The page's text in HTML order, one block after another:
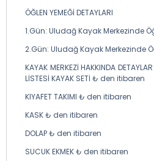
ÖĞLEN YEMEĞİ DETAYLARI
1.Gün: Uludağ Kayak Merkezinde
2.Gün: Uludağ Kayak Merkezinde
KAYAK MERKEZİ HAKKINDA
LİSTESİ KAYAK SETİ ₺ den itibaren
KIYAFET TAKIMI ₺ den itibaren
KASK ₺ den itibaren
DOLAP ₺ den itibaren
SUCUK EKMEK ₺ den itibaren